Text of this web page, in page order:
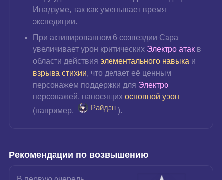
Инадзуме, так как уменьшает время
экспедиции.
При активированном 6 созвездии Сара
увеличивает урон критических Электро атак в
области действия элементального навыка и
взрыва стихии, что делает её ценным
персонажем поддержки для Электро
персонажей, наносящих основной урон
(например,
Райдэн ).
Рекомендации по возвышению